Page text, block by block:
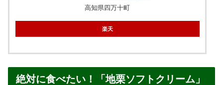
高知県四万十町
楽天
絶対に食べたい！「地栗ソフトクリーム」